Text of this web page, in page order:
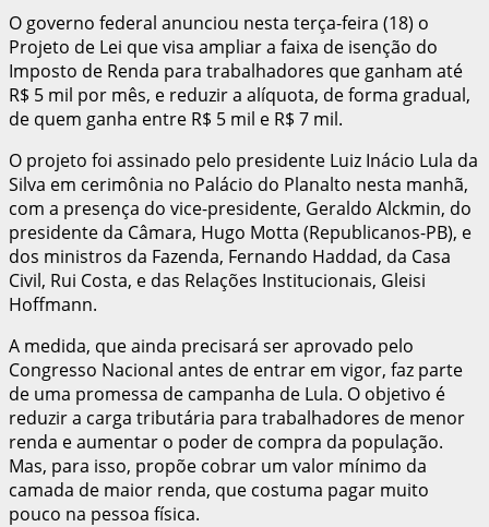
O governo federal anunciou nesta terça-feira (18) o
Projeto de Lei que visa ampliar a faixa de isenção do
Imposto de Renda para trabalhadores que ganham até
R$ 5 mil por mês, e reduzir a alíquota, de forma gradual,
de quem ganha entre R$ 5 mil e R$ 7 mil.
O projeto foi assinado pelo presidente Luiz Inácio Lula da
Silva em cerimônia no Palácio do Planalto nesta manhã,
com a presença do vice-presidente, Geraldo Alckmin, do
presidente da Câmara, Hugo Motta (Republicanos-PB), e
dos ministros da Fazenda, Fernando Haddad, da Casa
Civil, Rui Costa, e das Relações Institucionais, Gleisi
Hoffmann.
A medida, que ainda precisará ser aprovado pelo
Congresso Nacional antes de entrar em vigor, faz parte
de uma promessa de campanha de Lula. O objetivo é
reduzir a carga tributária para trabalhadores de menor
renda e aumentar o poder de compra da população.
Mas, para isso, propõe cobrar um valor mínimo da
camada de maior renda, que costuma pagar muito
pouco na pessoa física.